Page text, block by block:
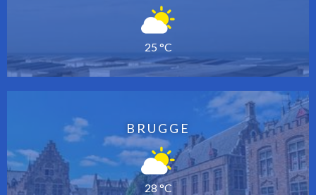
25 °C
BRUGGE
28 °C